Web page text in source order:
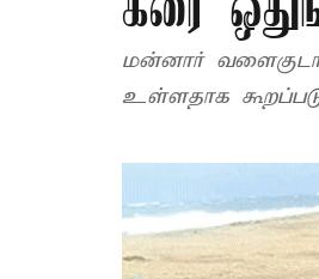
மன்னார்
உள்ளதாக